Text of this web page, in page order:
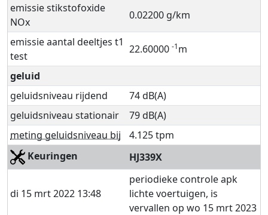
emissie stikstofoxide
NOx
0.02200 g/km
emissie aantal deeltjes t1
test
22.60000 -1m
geluid
geluidsniveau rijdend
74 dB(A)
geluidsniveau stationair
79 dB(A)
meting geluidsniveau bij
4.125 tpm
Keuringen
HJ339X
di 15 mrt 2022 13:48
periodieke controle apk
lichte voertuigen, is
vervallen op wo 15 mrt 2023